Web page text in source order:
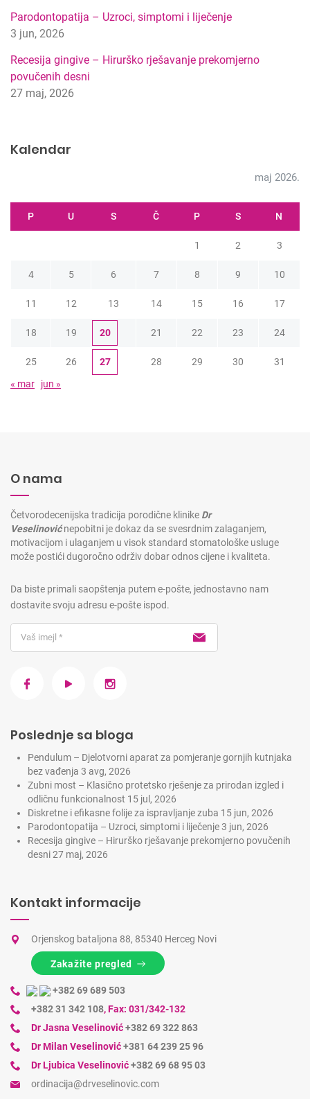
Parodontopatija – Uzroci, simptomi i liječenje
3 jun, 2026
Recesija gingive – Hirurško rješavanje prekomjerno
povučenih desni
27 maj, 2026
Kalendar
maj 2026.
P U S Č P S N
1 2 3
4 5 6 7 8 9 10
11 12 13 14 15 16 17
18 19 20 21 22 23 24
25 26 27 28 29 30
31
« mar
jun »
O nama
Četvorodecenijska tradicija porodične klinike Dr
Veselinovićnepobitni je dokaz da se svesrdnim zalaganjem,
motivacijom i ulaganjem u visok standard stomatološke usluge
može postići dugoročno održiv dobar odnos cijene i kvaliteta.
Da biste primali saopštenja putem e-pošte, jednostavno nam
dostavite svoju adresu e-pošte ispod.
Poslednje sa bloga
Pendulum – Djelotvorni aparat za pomjeranje gornjih kutnjaka
bez vađenja 3 avg, 2026
Zubni most – Klasično protetsko rješenje za prirodan izgled i
odličnu funkcionalnost 15 jul, 2026
Diskretne i efikasne folije za ispravljanje zuba 15 jun, 2026
Parodontopatija – Uzroci, simptomi i liječenje3 jun, 2026
Recesija gingive – Hirurško rješavanje prekomjerno povučenih
desni27 maj, 2026
Kontakt informacije
Orjenskog bataljona 88, 85340 Herceg Novi
Zakažite pregled
+382 69 689 503
+382 31 342 108,Fax: 031/342-132
Dr Jasna Veselinović+382 69 322 863
Dr Milan Veselinović+381 64 239 25 96
Dr Ljubica Veselinović+382 69 68 95 03
ordinacija@drveselinovic.com